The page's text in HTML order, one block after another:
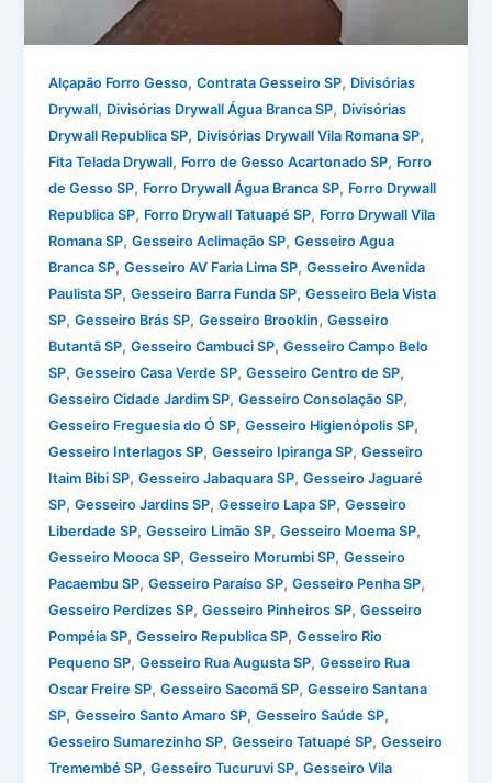
Alçapão Forro Gesso,Contrata Gesseiro SP, Divisórias
Drywall, Divisórias Drywall Água Branca SP, Divisórias
Drywall Republica SP, Divisórias Drywall Vila Romana SP,
Fita Telada Drywall, Forro de Gesso Acartonado SP, Forro
de Gesso SP, Forro Drywall Água Branca SP, Forro Drywall
Republica SP, Forro Drywall Tatuapé SP, Forro Drywall Vila
Romana SP,Gesseiro Aclimação SP,Gesseiro Agua
Branca SP,Gesseiro AV Faria Lima SP,Gesseiro Avenida
Paulista SP,Gesseiro Barra Funda SP,Gesseiro Bela Vista
SP,Gesseiro Brás SP,Gesseiro Brooklin,Gesseiro
Butantã SP,Gesseiro Cambuci SP,Gesseiro Campo Belo
SP,Gesseiro Casa Verde SP,Gesseiro Centro de SP,
Gesseiro Cidade Jardim SP,Gesseiro Consolação SP,
Gesseiro Freguesia do Ó SP,Gesseiro Higienópolis SP,
Gesseiro Interlagos SP,Gesseiro Ipiranga SP,Gesseiro
Itaim Bibi SP,Gesseiro Jabaquara SP,Gesseiro Jaguaré
SP,Gesseiro Jardins SP,Gesseiro Lapa SP,Gesseiro
Liberdade SP,Gesseiro Limão SP,Gesseiro Moema SP,
Gesseiro Mooca SP,Gesseiro Morumbi SP,Gesseiro
Pacaembu SP,Gesseiro Paraíso SP,Gesseiro Penha SP,
Gesseiro Perdizes SP,Gesseiro Pinheiros SP,Gesseiro
Pompéia SP,Gesseiro Republica SP,Gesseiro Rio
Pequeno SP,Gesseiro Rua Augusta SP,Gesseiro Rua
Oscar Freire SP,Gesseiro Sacomã SP,Gesseiro Santana
SP,Gesseiro Santo Amaro SP,Gesseiro Saúde SP,
Gesseiro Sumarezinho SP,Gesseiro Tatuapé SP,Gesseiro
Tremembé SP,Gesseiro Tucuruvi SP,Gesseiro Vila